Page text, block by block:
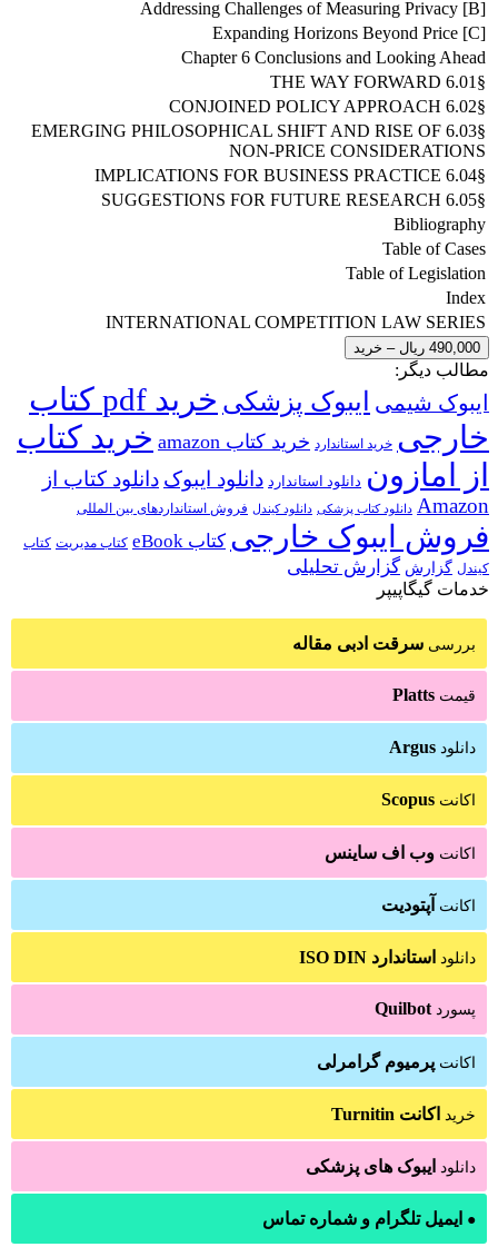
[B] Addressing Challenges of Measuring Privacy
[C] Expanding Horizons Beyond Price
Chapter 6 Conclusions and Looking Ahead
§6.01 THE WAY FORWARD
§6.02 CONJOINED POLICY APPROACH
§6.03 EMERGING PHILOSOPHICAL SHIFT AND RISE OF
NON-PRICE CONSIDERATIONS
§6.04 IMPLICATIONS FOR BUSINESS PRACTICE
§6.05 SUGGESTIONS FOR FUTURE RESEARCH
Bibliography
Table of Cases
Table of Legislation
Index
INTERNATIONAL COMPETITION LAW SERIES
490,000 ریال – خرید
مطالب دیگر:
ایبوک شیمی ایبوک پزشکی
خرید pdf کتاب
خارجی خرید استاندارد خرید کتاب amazon
خرید کتاب
از امازون دانلود استاندارد دانلود ایبوک دانلود کتاب از
Amazon دانلود کتاب پزشکی دانلود کیندل فروش استانداردهای بین المللی
فروش ایبوک خارجی کتاب eBook کتاب مدیریت کتاب
کیندل گزارش گزارش تحلیلی
خدمات گیگاپیپر
بررسی سرقت ادبی مقاله
قیمت Platts
دانلود Argus
اکانت Scopus
اکانت وب اف ساینس
اکانت آپتودیت
دانلود استاندارد ISO DIN
پسورد Quilbot
اکانت پرمیوم گرامرلی
خرید اکانت Turnitin
دانلود ایبوک های پزشکی
● ایمیل تلگرام و شماره تماس